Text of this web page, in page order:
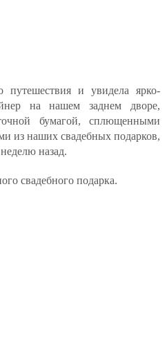
путешествия и увидела ярко-
на нашем заднем дворе,
бумагой, сплющенными
из наших свадебных подарков,
назад.
свадебного подарка.